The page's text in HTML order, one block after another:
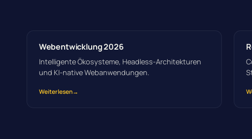
Webentwicklung 2026
Intelligente Ökosysteme, Headless-Architekturen
und KI-native Webanwendungen.
Weiterlesen→